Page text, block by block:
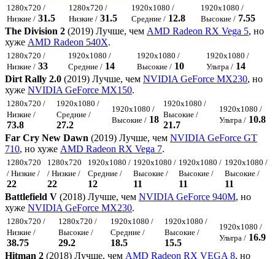
1280x720 /
Низкие / 31.5
1280x720 /
Низкие / 31.5
1920x1080 /
Средние / 12.8
1920x1080 /
Высокие / 7.55
The Division 2 (2019) Лучше, чем AMD Radeon RX Vega 5, но
хуже AMD Radeon 540X.
1280x720 /
Низкие / 33
1920x1080 /
Средние / 14
1920x1080 /
Высокие / 10
1920x1080 /
Ультра / 14
Dirt Rally 2.0 (2019) Лучше, чем NVIDIA GeForce MX230, но
хуже NVIDIA GeForce MX150.
1280x720 /
Низкие /
73.8
1920x1080 /
Средние /
27.2
1920x1080 /
Высокие / 18
1920x1080 /
Высокие /
21.7
1920x1080 /
Ультра / 10.8
Far Cry New Dawn (2019) Лучше, чем NVIDIA GeForce GT
710, но хуже AMD Radeon RX Vega 7.
1280x720
/ Низкие /
22
1280x720
/ Низкие /
22
1920x1080 /
Средние /
12
1920x1080 /
Высокие /
11
1920x1080 /
Высокие /
11
1920x1080 /
Высокие /
11
Battlefield V (2018) Лучше, чем NVIDIA GeForce 940M, но
хуже NVIDIA GeForce MX230.
1280x720 /
Низкие /
38.75
1280x720 /
Высокие /
29.2
1920x1080 /
Средние /
18.5
1920x1080 /
Высокие /
15.5
1920x1080 /
Ультра / 16.9
Hitman 2 (2018) Лучше, чем AMD Radeon RX VEGA 8, но